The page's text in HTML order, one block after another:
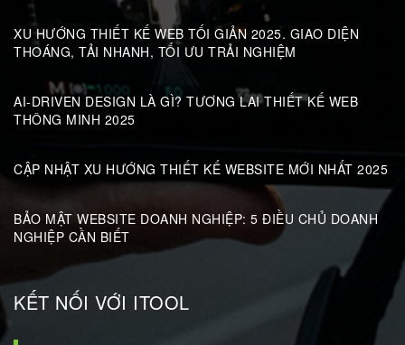
XU HƯỚNG THIẾT KẾ WEB TỐI GIẢN 2025. GIAO DIỆN
THOÁNG, TẢI NHANH, TỐI ƯU TRẢI NGHIỆM
AI-DRIVEN DESIGN LÀ GÌ? TƯƠNG LAI THIẾT KẾ WEB
THÔNG MINH 2025
CẬP NHẬT XU HƯỚNG THIẾT KẾ WEBSITE MỚI NHẤT 2025
BẢO MẬT WEBSITE DOANH NGHIỆP: 5 ĐIỀU CHỦ DOANH
NGHIỆP CẦN BIẾT
KẾT NỐI VỚI ITOOL